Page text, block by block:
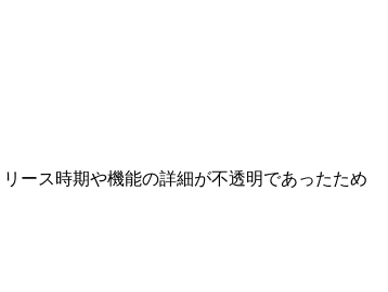
ース時期や機能の詳細が不透明であったため